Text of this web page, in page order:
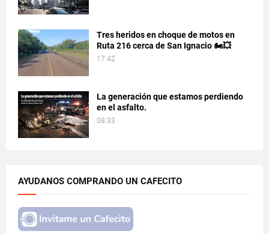
Tres heridos en choque de motos en
Ruta 216 cerca de San Ignacio 🏍️💥
17:42
La generación que estamos perdiendo
en el asfalto.
08:33
AYUDANOS COMPRANDO UN CAFECITO